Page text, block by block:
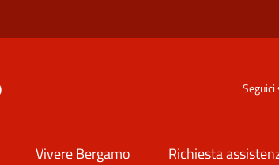
Seguici
Vivere Bergamo Richiesta